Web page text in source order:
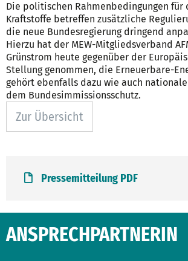
Die politischen Rahmenbedingungen für
Kraftstoffe betreffen zusätzliche
die neue Bundesregierung dringend
Hierzu hat der MEW-Mitgliedsverband
Grünstrom heute gegenüber der
Stellung genommen, die Erneuerbare-
gehört ebenfalls dazu wie auch
dem Bundesimmissionsschutz.
Zur Übersicht
Pressemitteilung PDF
ANSPRECHPARTNERIN